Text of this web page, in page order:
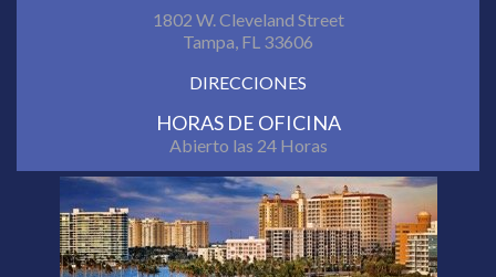
1802 W. Cleveland Street
Tampa, FL 33606
DIRECCIONES
HORAS DE OFICINA
Abierto las 24 Horas